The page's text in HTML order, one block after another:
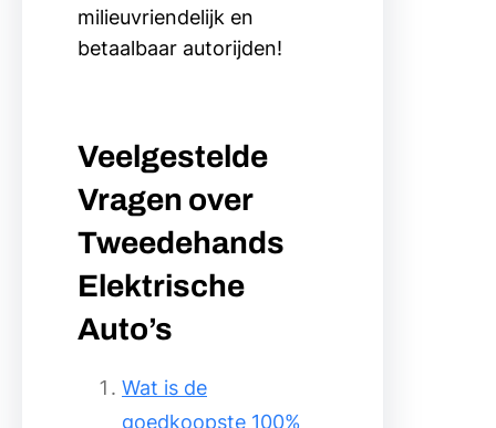
milieuvriendelijk en
betaalbaar autorijden!
Veelgestelde
Vragen over
Tweedehands
Elektrische
Auto’s
Wat is de
goedkoopste 100%